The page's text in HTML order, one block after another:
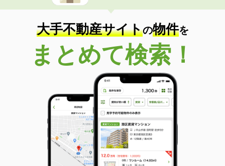
大手不動産サイトの物件を
まとめて検索！